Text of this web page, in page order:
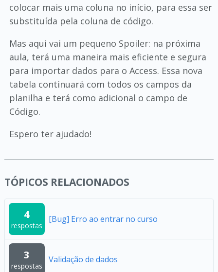
colocar mais uma coluna no início, para essa ser
substituída pela coluna de código.
Mas aqui vai um pequeno Spoiler: na próxima
aula, terá uma maneira mais eficiente e segura
para importar dados para o Access. Essa nova
tabela continuará com todos os campos da
planilha e terá como adicional o campo de
Código.
Espero ter ajudado!
TÓPICOS RELACIONADOS
4
respostas
[Bug] Erro ao entrar no curso
3
respostas
Validação de dados